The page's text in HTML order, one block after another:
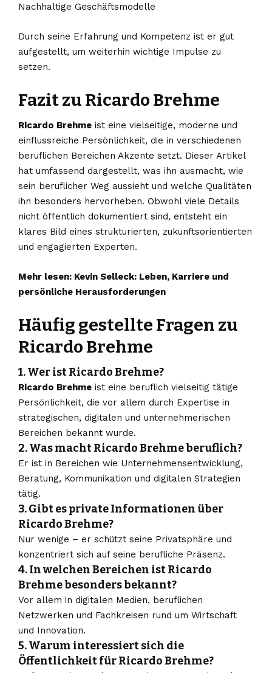
Nachhaltige Geschäftsmodelle
Durch seine Erfahrung und Kompetenz ist er gut
aufgestellt, um weiterhin wichtige Impulse zu
setzen.
Fazit zu Ricardo Brehme
Ricardo Brehme ist eine vielseitige, moderne und
einflussreiche Persönlichkeit, die in verschiedenen
beruflichen Bereichen Akzente setzt. Dieser Artikel
hat umfassend dargestellt, was ihn ausmacht, wie
sein beruflicher Weg aussieht und welche Qualitäten
ihn besonders hervorheben. Obwohl viele Details
nicht öffentlich dokumentiert sind, entsteht ein
klares Bild eines strukturierten, zukunftsorientierten
und engagierten Experten.
Mehr lesen: Kevin Selleck: Leben, Karriere und
persönliche Herausforderungen
Häufig gestellte Fragen zu
Ricardo Brehme
1. Wer ist Ricardo Brehme?
Ricardo Brehme ist eine beruflich vielseitig tätige
Persönlichkeit, die vor allem durch Expertise in
strategischen, digitalen und unternehmerischen
Bereichen bekannt wurde.
2. Was macht Ricardo Brehme beruflich?
Er ist in Bereichen wie Unternehmensentwicklung,
Beratung, Kommunikation und digitalen Strategien
tätig.
3. Gibt es private Informationen über
Ricardo Brehme?
Nur wenige – er schützt seine Privatsphäre und
konzentriert sich auf seine berufliche Präsenz.
4. In welchen Bereichen ist Ricardo
Brehme besonders bekannt?
Vor allem in digitalen Medien, beruflichen
Netzwerken und Fachkreisen rund um Wirtschaft
und Innovation.
5. Warum interessiert sich die
Öffentlichkeit für Ricardo Brehme?